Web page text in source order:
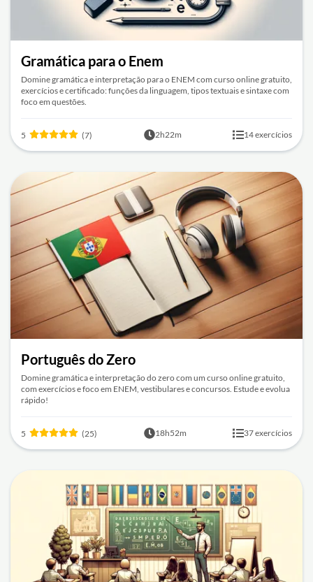
Gramática para o Enem
Domine gramática e interpretação para o ENEM com curso online gratuito,
exercícios e certificado: funções da linguagem, tipos textuais e sintaxe com
foco em questões.
5 (7) 2h22m 14 exercícios
Português do Zero
Domine gramática e interpretação do zero com um curso online gratuito,
com exercícios e foco em ENEM, vestibulares e concursos. Estude e evolua
rápido!
5 (25) 18h52m 37 exercícios